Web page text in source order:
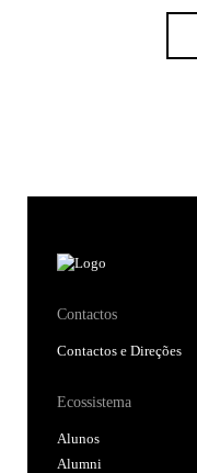
Contactos
Contactos e Direções
Ecossistema
Alunos
Alumni